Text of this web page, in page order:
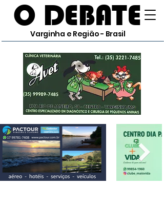
O DEBATE
Varginha e Região - Brasil